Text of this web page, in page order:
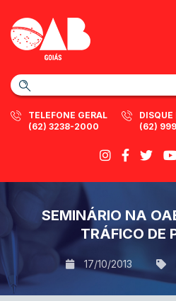
TELEFONE GERAL
(62) 3238-2000
DISQUE
(62)
SEMINÁRIO NA
TRÁFICO DE
17/10/2013